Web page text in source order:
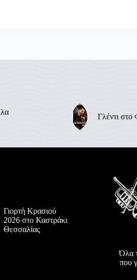
Γλέντι στο
Γιορτή Κρασιού
2026 στο Καστράκι
Θεσσαλίας
Όλα
που